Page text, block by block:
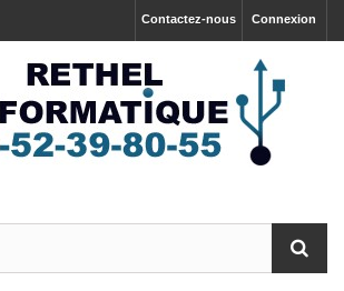
Connexion
Contactez-nous